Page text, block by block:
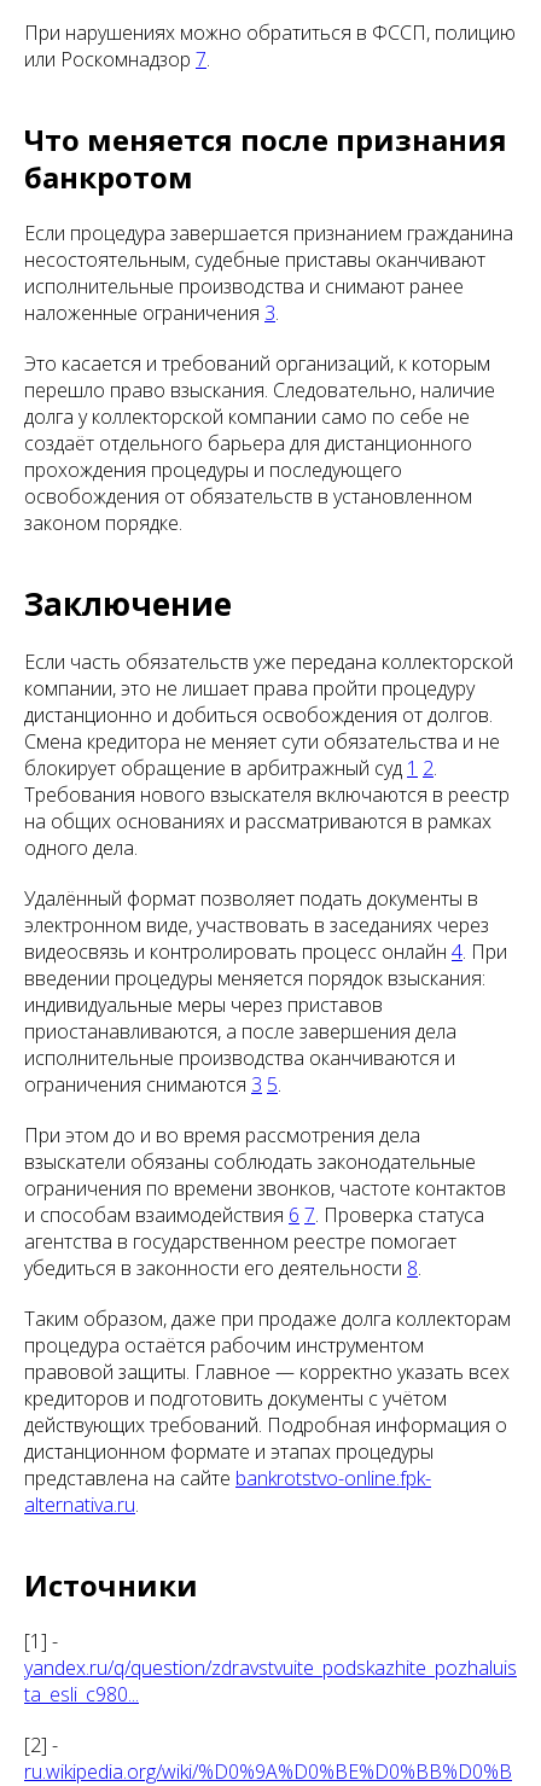
При нарушениях можно обратиться в ФССП, полицию
или Роскомнадзор 7.
Что меняется после признания
банкротом
Если процедура завершается признанием гражданина
несостоятельным, судебные приставы оканчивают
исполнительные производства и снимают ранее
наложенные ограничения 3.
Это касается и требований организаций, к которым
перешло право взыскания. Следовательно, наличие
долга у коллекторской компании само по себе не
создаёт отдельного барьера для дистанционного
прохождения процедуры и последующего
освобождения от обязательств в установленном
законом порядке.
Заключение
Если часть обязательств уже передана коллекторской
компании, это не лишает права пройти процедуру
дистанционно и добиться освобождения от долгов.
Смена кредитора не меняет сути обязательства и не
блокирует обращение в арбитражный суд 1 2.
Требования нового взыскателя включаются в реестр
на общих основаниях и рассматриваются в рамках
одного дела.
Удалённый формат позволяет подать документы в
электронном виде, участвовать в заседаниях через
видеосвязь и контролировать процесс онлайн 4. При
введении процедуры меняется порядок взыскания:
индивидуальные меры через приставов
приостанавливаются, а после завершения дела
исполнительные производства оканчиваются и
ограничения снимаются 3 5.
При этом до и во время рассмотрения дела
взыскатели обязаны соблюдать законодательные
ограничения по времени звонков, частоте контактов
и способам взаимодействия 6 7. Проверка статуса
агентства в государственном реестре помогает
убедиться в законности его деятельности 8.
Таким образом, даже при продаже долга коллекторам
процедура остаётся рабочим инструментом
правовой защиты. Главное — корректно указать всех
кредиторов и подготовить документы с учётом
действующих требований. Подробная информация о
дистанционном формате и этапах процедуры
представлена на сайте bankrotstvo-online.fpk-
alternativa.ru.
Источники
[1] -
yandex.ru/q/question/zdravstvuite_podskazhite_pozhaluis
ta_esli_c980...
[2] -
ru.wikipedia.org/wiki/%D0%9A%D0%BE%D0%BB%D0%B